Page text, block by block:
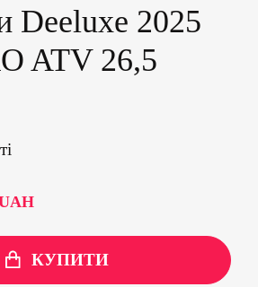
Deeluxe 2025
ATV 26,5
КУПИТИ